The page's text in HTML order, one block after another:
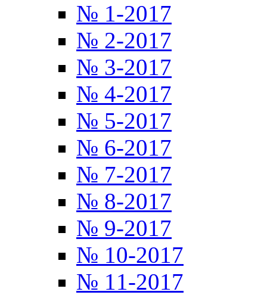
№ 1-2017
№ 2-2017
№ 3-2017
№ 4-2017
№ 5-2017
№ 6-2017
№ 7-2017
№ 8-2017
№ 9-2017
№ 10-2017
№ 11-2017